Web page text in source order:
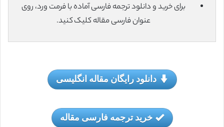
برای خرید و دانلود ترجمه فارسی آماده با فرمت ورد، روی
عنوان فارسی مقاله کلیک کنید.
دانلود رایگان مقاله انگلیسی
خرید ترجمه فارسی مقاله